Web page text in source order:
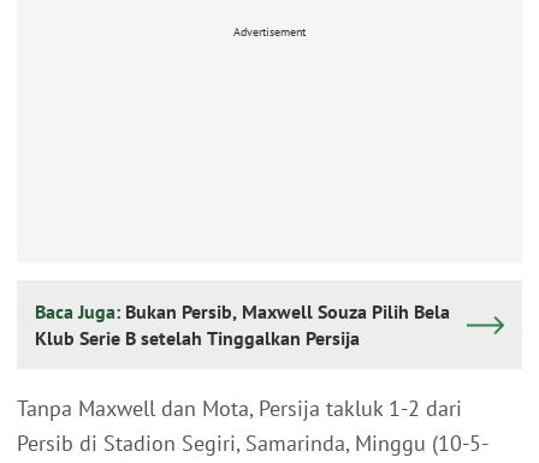
Advertisement
Baca Juga: Bukan Persib, Maxwell Souza Pilih Bela
Klub Serie B setelah Tinggalkan Persija
Tanpa Maxwell dan Mota, Persija takluk 1-2 dari
Persib di Stadion Segiri, Samarinda, Minggu (10-5-